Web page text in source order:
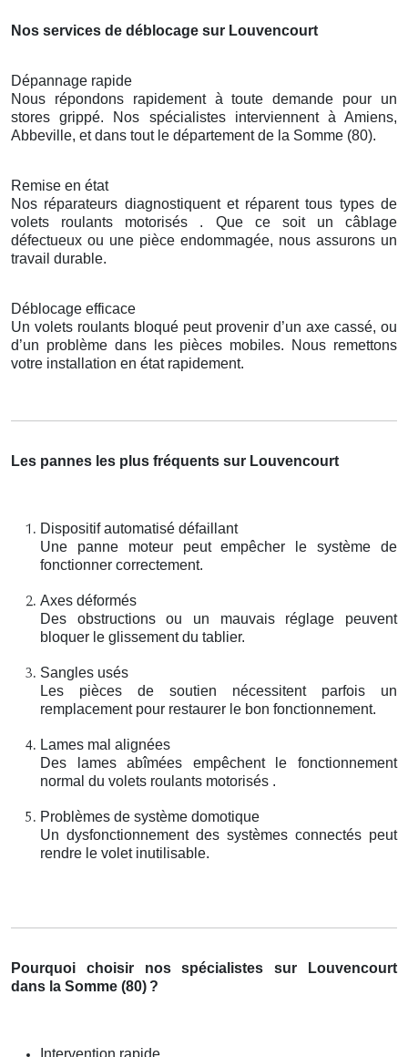
Nos services de déblocage sur Louvencourt
Dépannage rapide
Nous répondons rapidement à toute demande pour un
stores grippé. Nos spécialistes interviennent à Amiens,
Abbeville, et dans tout le département de la Somme (80).
Remise en état
Nos réparateurs diagnostiquent et réparent tous types de
volets roulants motorisés . Que ce soit un câblage
défectueux ou une pièce endommagée, nous assurons un
travail durable.
Déblocage efficace
Un volets roulants bloqué peut provenir d’un axe cassé, ou
d’un problème dans les pièces mobiles. Nous remettons
votre installation en état rapidement.
Les pannes les plus fréquents sur Louvencourt
Dispositif automatisé défaillant
Une panne moteur peut empêcher le système de
fonctionner correctement.
Axes déformés
Des obstructions ou un mauvais réglage peuvent
bloquer le glissement du tablier.
Sangles usés
Les pièces de soutien nécessitent parfois un
remplacement pour restaurer le bon fonctionnement.
Lames mal alignées
Des lames abîmées empêchent le fonctionnement
normal du volets roulants motorisés .
Problèmes de système domotique
Un dysfonctionnement des systèmes connectés peut
rendre le volet inutilisable.
Pourquoi choisir nos spécialistes sur Louvencourt
dans la Somme (80) ?
Intervention rapide